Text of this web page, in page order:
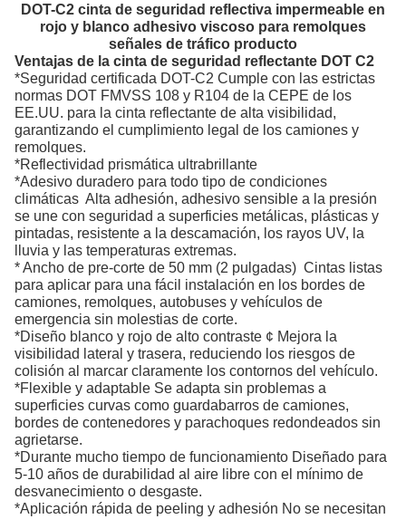
DOT-C2 cinta de seguridad reflectiva impermeable en
rojo y blanco adhesivo viscoso para remolques
señales de tráfico producto
Ventajas de la cinta de seguridad reflectante DOT C2
*Seguridad certificada DOT-C2 Cumple con las estrictas
normas DOT FMVSS 108 y R104 de la CEPE de los
EE.UU. para la cinta reflectante de alta visibilidad,
garantizando el cumplimiento legal de los camiones y
remolques.
*Reflectividad prismática ultrabrillante
*Adesivo duradero para todo tipo de condiciones
climáticas ️ Alta adhesión, adhesivo sensible a la presión
se une con seguridad a superficies metálicas, plásticas y
pintadas, resistente a la descamación, los rayos UV, la
lluvia y las temperaturas extremas.
* Ancho de pre-corte de 50 mm (2 pulgadas) ️ Cintas listas
para aplicar para una fácil instalación en los bordes de
camiones, remolques, autobuses y vehículos de
emergencia sin molestias de corte.
*Diseño blanco y rojo de alto contraste ¢ Mejora la
visibilidad lateral y trasera, reduciendo los riesgos de
colisión al marcar claramente los contornos del vehículo.
*Flexible y adaptable Se adapta sin problemas a
superficies curvas como guardabarros de camiones,
bordes de contenedores y parachoques redondeados sin
agrietarse.
*Durante mucho tiempo de funcionamiento Diseñado para
5-10 años de durabilidad al aire libre con el mínimo de
desvanecimiento o desgaste.
*Aplicación rápida de peeling y adhesión No se necesitan